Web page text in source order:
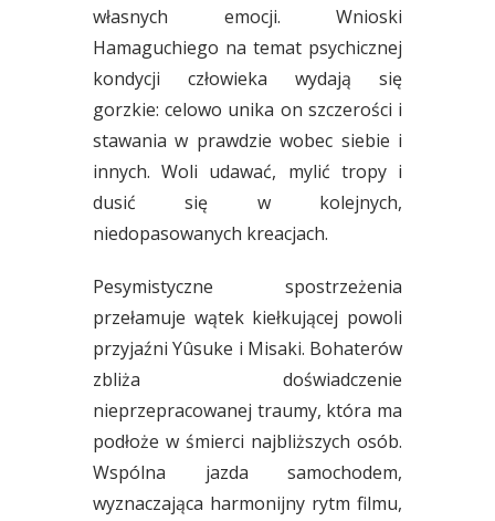
własnych emocji. Wnioski
Hamaguchiego na temat psychicznej
kondycji człowieka wydają się
gorzkie: celowo unika on szczerości i
stawania w prawdzie wobec siebie i
innych. Woli udawać, mylić tropy i
dusić się w kolejnych,
niedopasowanych kreacjach.
Pesymistyczne spostrzeżenia
przełamuje wątek kiełkującej powoli
przyjaźni Yûsuke i Misaki. Bohaterów
zbliża doświadczenie
nieprzepracowanej traumy, która ma
podłoże w śmierci najbliższych osób.
Wspólna jazda samochodem,
wyznaczająca harmonijny rytm filmu,